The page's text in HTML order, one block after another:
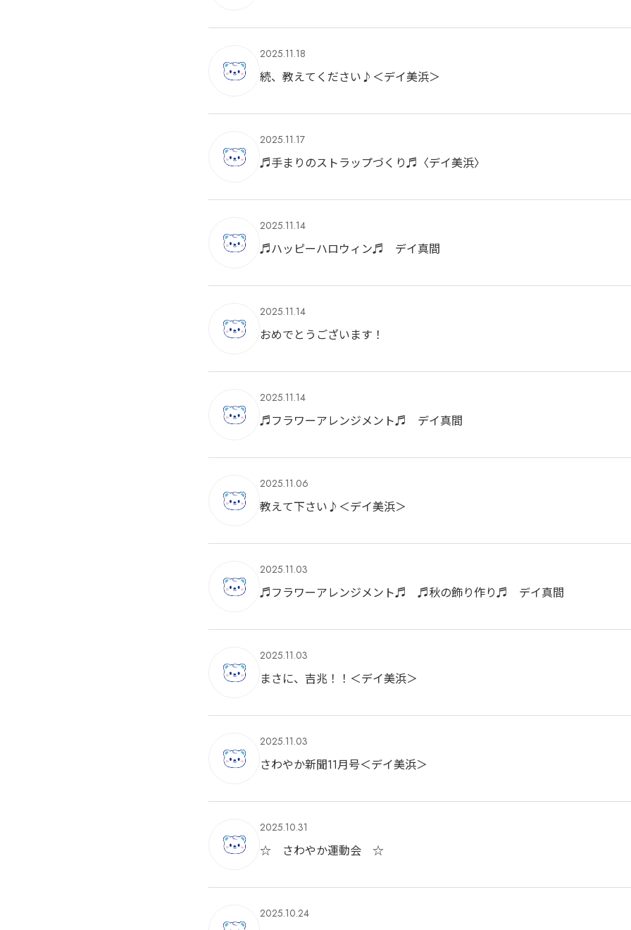
2025.11.18
続、教えてください♪＜デイ美浜＞
2025.11.17
♬手まりのストラップづくり♬〈デイ美浜〉
2025.11.14
♬ハッピーハロウィン♬ デイ真間
2025.11.14
おめでとうございます！
2025.11.14
♬フラワーアレンジメント♬ デイ真間
2025.11.06
教えて下さい♪＜デイ美浜＞
2025.11.03
♬フラワーアレンジメント♬ ♬秋の飾り作り♬ デイ真間
2025.11.03
まさに、吉兆！！＜デイ美浜＞
2025.11.03
さわやか新聞11月号＜デイ美浜＞
2025.10.31
☆ さわやか運動会 ☆
2025.10.24